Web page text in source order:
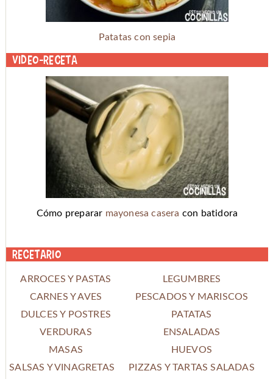
Patatas con sepia
Video-receta
Cómo preparar mayonesa casera con batidora
Recetario
ARROCES Y PASTAS
LEGUMBRES
CARNES Y AVES
PESCADOS Y MARISCOS
DULCES Y POSTRES
PATATAS
VERDURAS
ENSALADAS
MASAS
HUEVOS
SALSAS Y VINAGRETAS
PIZZAS Y TARTAS SALADAS